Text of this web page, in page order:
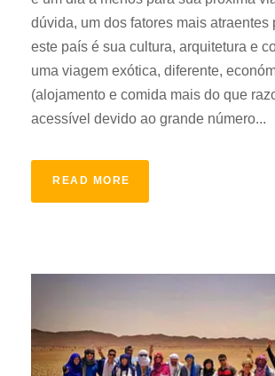
dúvida, um dos fatores mais atraentes
este país é sua cultura, arquitetura e
uma viagem exótica, diferente,
(alojamento e comida mais do que
acessível devido ao grande número...
READ MORE